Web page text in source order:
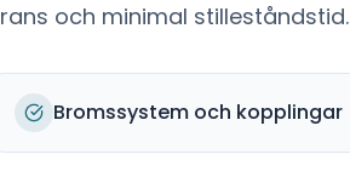
och minimal stilleståndstid.
Bromssystem och kopplingar